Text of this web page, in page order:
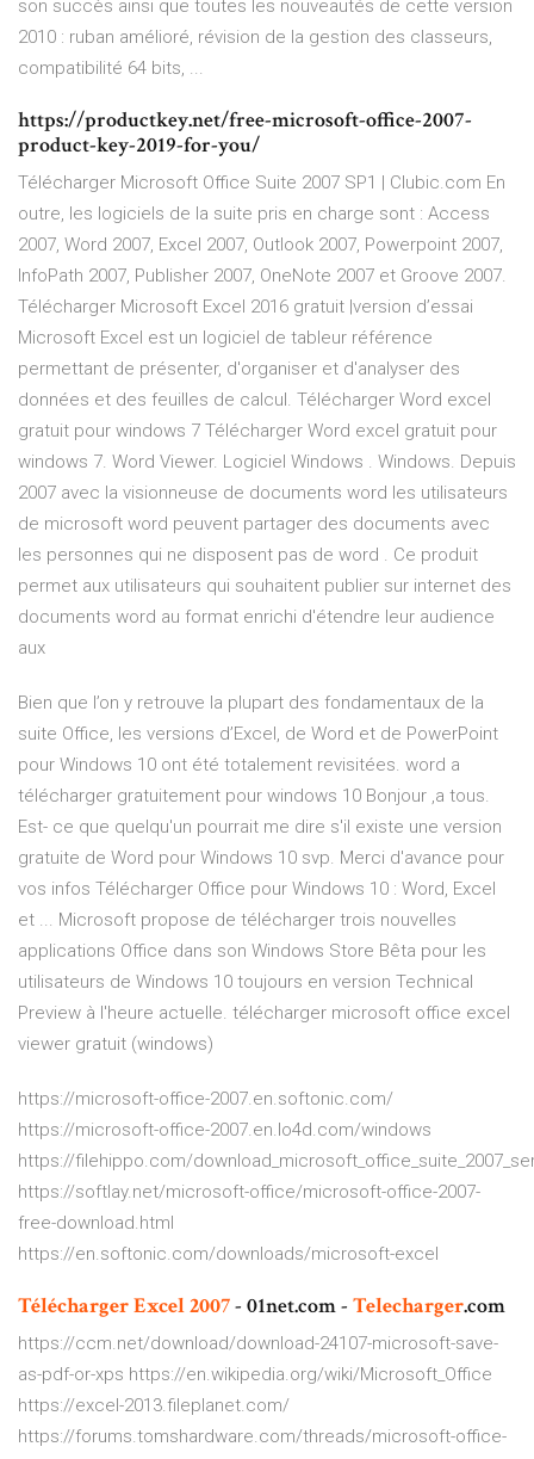
son succès ainsi que toutes les nouveautés de cette version
2010 : ruban amélioré, révision de la gestion des classeurs,
compatibilité 64 bits, ...
https://productkey.net/free-microsoft-office-2007-
product-key-2019-for-you/
Télécharger Microsoft Office Suite 2007 SP1 | Clubic.com En
outre, les logiciels de la suite pris en charge sont : Access
2007, Word 2007, Excel 2007, Outlook 2007, Powerpoint 2007,
InfoPath 2007, Publisher 2007, OneNote 2007 et Groove 2007.
Télécharger Microsoft Excel 2016 gratuit |version d’essai
Microsoft Excel est un logiciel de tableur référence
permettant de présenter, d'organiser et d'analyser des
données et des feuilles de calcul. Télécharger Word excel
gratuit pour windows 7 Télécharger Word excel gratuit pour
windows 7. Word Viewer. Logiciel Windows . Windows. Depuis
2007 avec la visionneuse de documents word les utilisateurs
de microsoft word peuvent partager des documents avec
les personnes qui ne disposent pas de word . Ce produit
permet aux utilisateurs qui souhaitent publier sur internet des
documents word au format enrichi d'étendre leur audience
aux
Bien que l’on y retrouve la plupart des fondamentaux de la
suite Office, les versions d’Excel, de Word et de PowerPoint
pour Windows 10 ont été totalement revisitées. word a
télécharger gratuitement pour windows 10 Bonjour ,a tous.
Est- ce que quelqu'un pourrait me dire s'il existe une version
gratuite de Word pour Windows 10 svp. Merci d'avance pour
vos infos Télécharger Office pour Windows 10 : Word, Excel
et ... Microsoft propose de télécharger trois nouvelles
applications Office dans son Windows Store Bêta pour les
utilisateurs de Windows 10 toujours en version Technical
Preview à l'heure actuelle. télécharger microsoft office excel
viewer gratuit (windows)
https://microsoft-office-2007.en.softonic.com/
https://microsoft-office-2007.en.lo4d.com/windows
https://filehippo.com/
https://softlay.net/microsoft-office/microsoft-office-2007-
free-download.html
https://en.softonic.com/downloads/microsoft-excel
TéléchargerExcel2007- 01net.com - Telecharger.com
https://ccm.net/download/download-24107-microsoft-save-
as-pdf-or-xps https://en.wikipedia.org/wiki/Microsoft_Office
https://excel-2013.fileplanet.com/
https://forums.tomshardware.com/threads/microsoft-office-